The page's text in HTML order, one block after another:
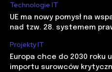
Technologie IT
UE ma nowy pomysł na
nad tzw. 28. systemem
Projekty IT
Europa chce do 2030 roku
importu surowców